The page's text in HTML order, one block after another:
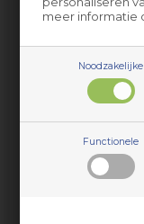
meer informatie
Noodzakelijke
Functionele
Wasdroger Faure